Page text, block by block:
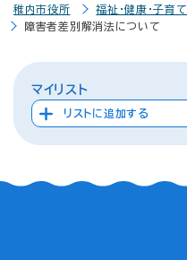
稚内市役所 福祉・健康・子育て
障害者差別解消法について
マイリスト
リストに追加する